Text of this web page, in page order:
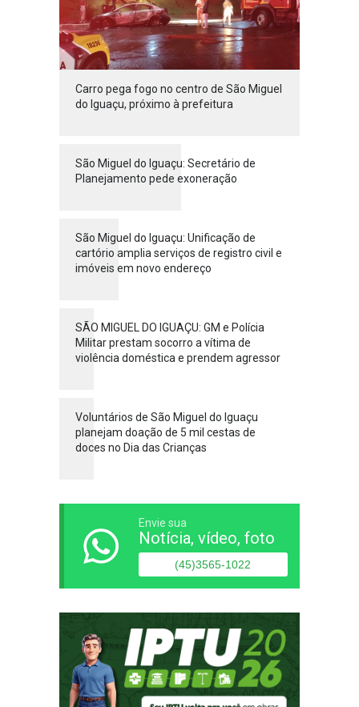
Carro pega fogo no centro de São Miguel
do Iguaçu, próximo à prefeitura
São Miguel do Iguaçu: Secretário de
Planejamento pede exoneração
São Miguel do Iguaçu: Unificação de
cartório amplia serviços de registro civil e
imóveis em novo endereço
SÃO MIGUEL DO IGUAÇU: GM e Polícia
Militar prestam socorro a vítima de
violência doméstica e prendem agressor
Voluntários de São Miguel do Iguaçu
planejam doação de 5 mil cestas de
doces no Dia das Crianças
Envie sua
Notícia, vídeo, foto
(45)3565-1022